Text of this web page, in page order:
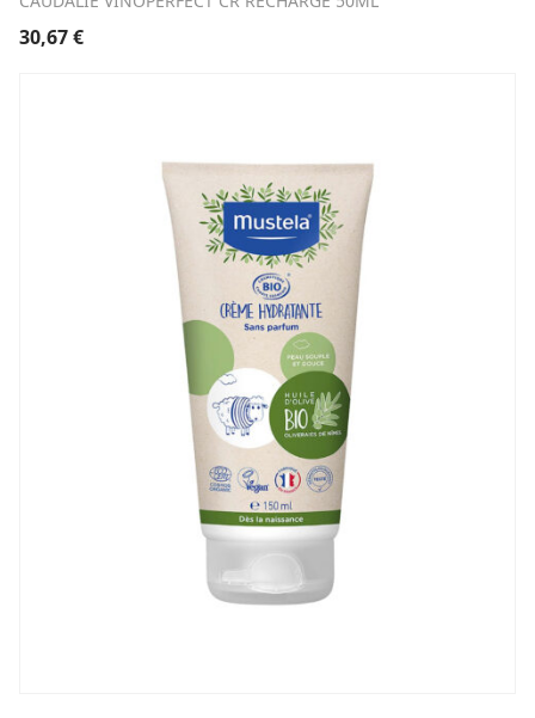
30,67€